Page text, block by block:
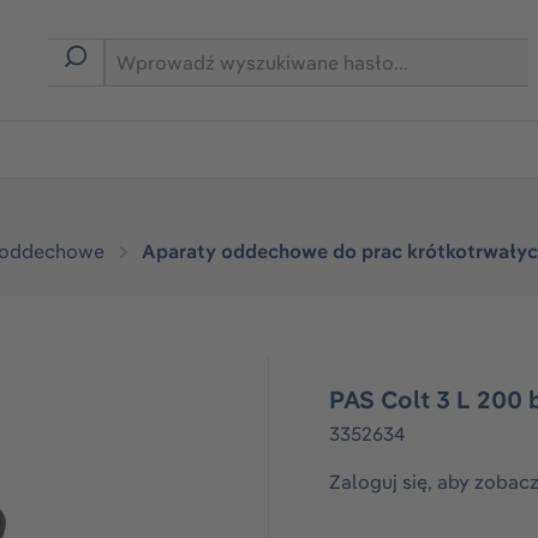
Aparaty oddechowe do prac
PAS Colt 3 L 200
3352634
Zaloguj się, aby